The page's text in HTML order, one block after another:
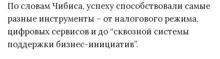
По словам Чибиса, успеху способствовали самые
разные инструменты – от налогового режима,
цифровых сервисов и до “сквозной системы
поддержки бизнес-инициатив”.